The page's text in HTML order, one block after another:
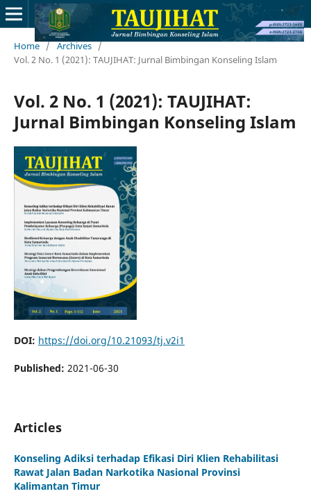
Home / Archives /
Vol. 2 No. 1 (2021): TAUJIHAT: Jurnal Bimbingan Konseling Islam
Vol. 2 No. 1 (2021): TAUJIHAT:
Jurnal Bimbingan Konseling Islam
DOI: https://doi.org/10.21093/tj.v2i1
Published: 2021-06-30
Articles
Konseling Adiksi terhadap Efikasi Diri Klien Rehabilitasi
Rawat Jalan Badan Narkotika Nasional Provinsi
Kalimantan Timur